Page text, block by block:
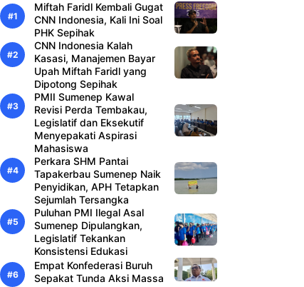
Miftah Faridl Kembali Gugat
CNN Indonesia, Kali Ini Soal
PHK Sepihak
CNN Indonesia Kalah
Kasasi, Manajemen Bayar
Upah Miftah Faridl yang
Dipotong Sepihak
PMII Sumenep Kawal
Revisi Perda Tembakau,
Legislatif dan Eksekutif
Menyepakati Aspirasi
Mahasiswa
Perkara SHM Pantai
Tapakerbau Sumenep Naik
Penyidikan, APH Tetapkan
Sejumlah Tersangka
Puluhan PMI Ilegal Asal
Sumenep Dipulangkan,
Legislatif Tekankan
Konsistensi Edukasi
Empat Konfederasi Buruh
Sepakat Tunda Aksi Massa